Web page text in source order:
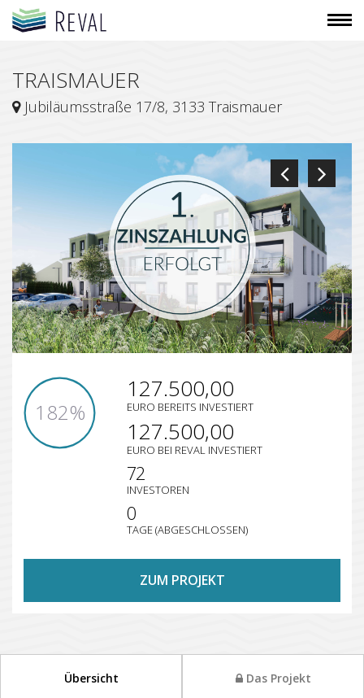
BLOG
TEAM
KONTAKT
FÜR BAUTRÄGER
ANMELDEN
mo - fr: 9:00 - 18:00
info@reval.co.at
TRAISMAUER
Jubiläumsstraße 17/8, 3133 Traismauer
182%
127.500,00
EURO BEREITS INVESTIERT
127.500,00
EURO BEI REVAL INVESTIERT
72
INVESTOREN
0
TAGE (ABGESCHLOSSEN)
ZUM PROJEKT
Übersicht Das Projekt